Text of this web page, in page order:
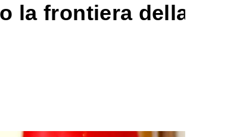
la frontiera della